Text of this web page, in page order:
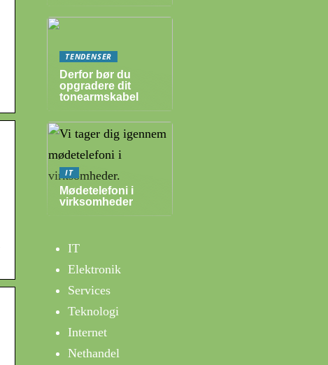
TENDENSER
Derfor bør du
opgradere dit
tonearmskabel
IT
Mødetelefoni i
virksomheder
IT
Elektronik
Services
Teknologi
Internet
Nethandel